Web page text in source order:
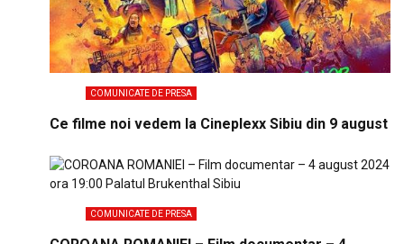
COMUNICATE DE PRESA
Ce filme noi vedem la Cineplexx Sibiu din 9 august
COMUNICATE DE PRESA